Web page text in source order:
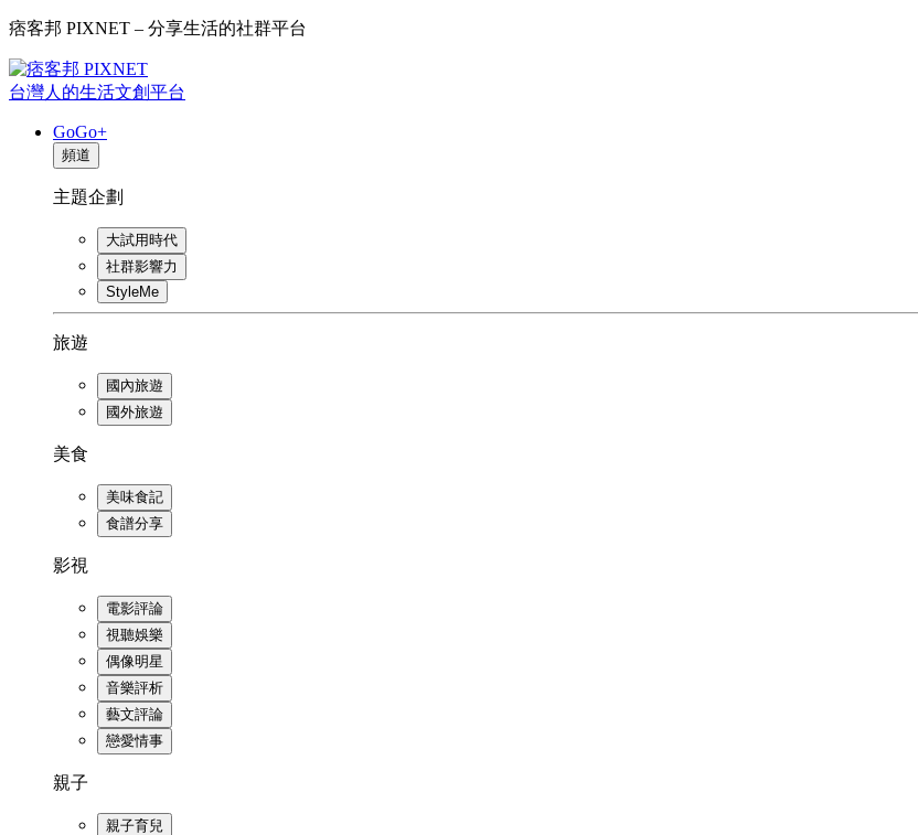
痞客邦 PIXNET – 分享生活的社群平台
台灣人的生活文創平台
GoGo+
頻道
主題企劃
大試用時代
社群影響力
StyleMe
旅遊
國內旅遊
國外旅遊
美食
美味食記
食譜分享
影視
電影評論
視聽娛樂
偶像明星
音樂評析
藝文評論
戀愛情事
親子
親子育兒